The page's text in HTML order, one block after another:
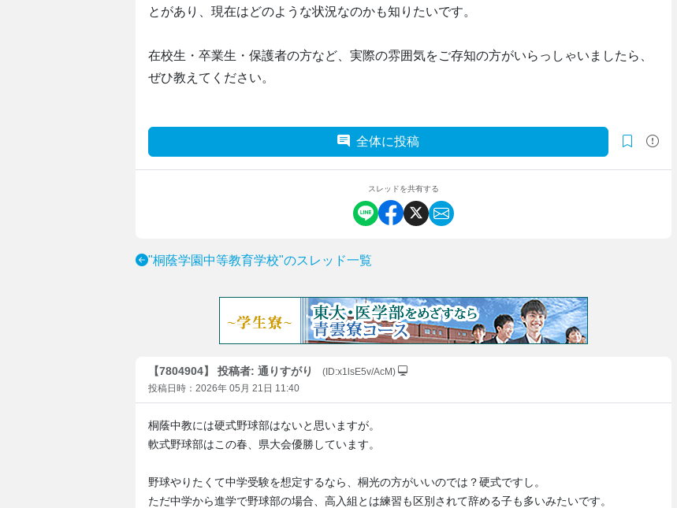
とがあり、現在はどのような状況なのかも知りたいです。
在校生・卒業生・保護者の方など、実際の雰囲気をご存知の方がいらっしゃいましたら、
ぜひ教えてください。
全体に投稿
スレッドを共有する
"桐蔭学園中等教育学校"のスレッド一覧
【7804904】 投稿者: 通りすがり
(ID:x1lsE5v/AcM)
投稿日時：2026年 05月 21日 11:40
桐蔭中教には硬式野球部はないと思いますが。
軟式野球部はこの春、県大会優勝しています。
野球やりたくて中学受験を想定するなら、桐光の方がいいのでは？硬式ですし。
ただ中学から進学で野球部の場合、高入組とは練習も区別されて辞める子も多いみたいです。